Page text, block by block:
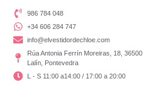
986 784 048
+34 606 284 747
info@elvestidordechloe.com
Rúa Antonia Ferrín Moreiras, 18, 36500
Lalín, Pontevedra
L - S 11:00 a14:00 / 17:00 a 20:00